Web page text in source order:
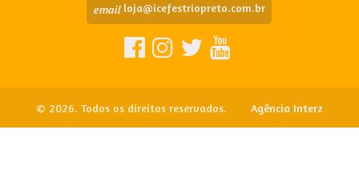
emailloja@icefestriopreto.com.br
© 2026. Todos os direitos reservados. Agência Interz